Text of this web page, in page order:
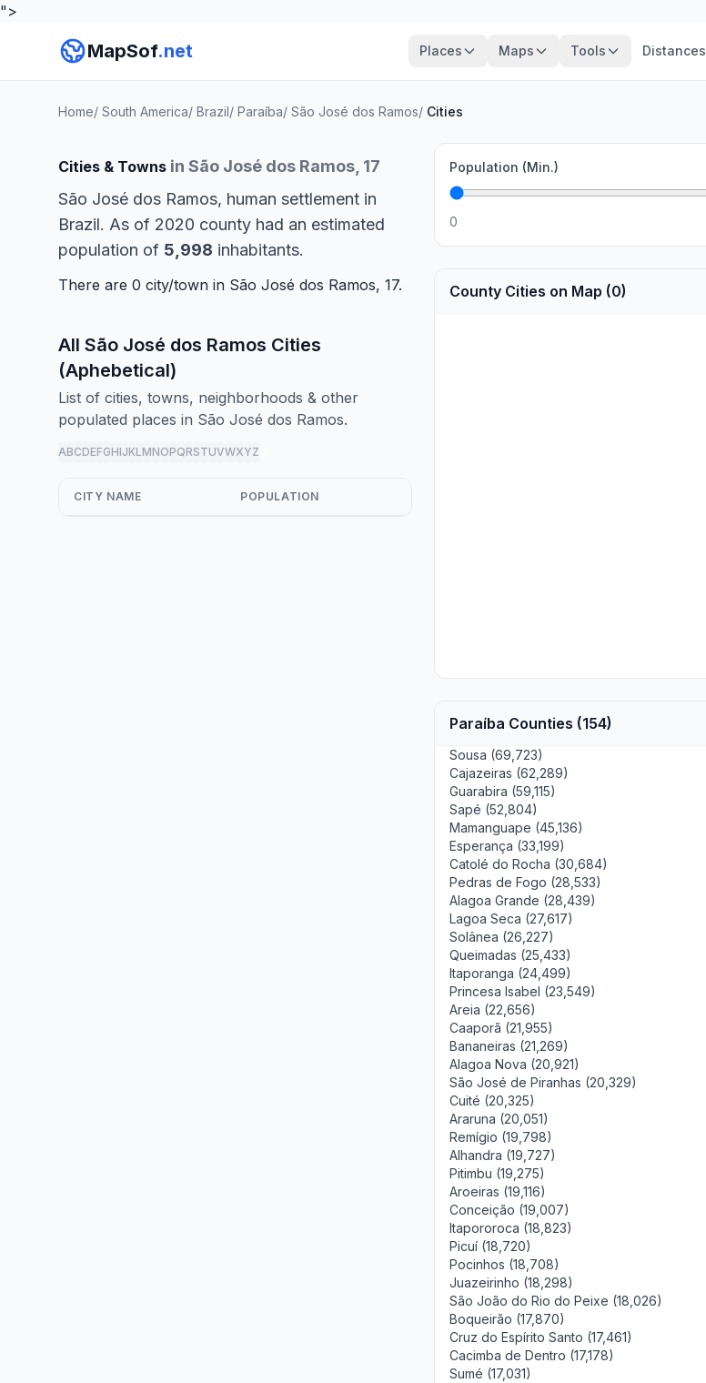
">
MapSof.net Places Maps Tools Distances
Home/ South America/ Brazil/ Paraíba/ São José dos Ramos/ Cities
Cities & Towns in São José dos Ramos, 17
São José dos Ramos, human settlement in
Brazil. As of 2020 county had an estimated
population of 5,998 inhabitants.
There are 0 city/town in São José dos Ramos, 17.
All São José dos Ramos Cities
(Aphebetical)
List of cities, towns, neighborhoods & other
populated places in São José dos Ramos.
ABCDEFGHIJKLMNOPQRSTUVWXYZ
CITY NAME POPULATION
Population (Min.)
0
County Cities on Map (0)
Paraíba Counties (154)
Sousa (69,723)
Cajazeiras (62,289)
Guarabira (59,115)
Sapé (52,804)
Mamanguape (45,136)
Esperança (33,199)
Catolé do Rocha (30,684)
Pedras de Fogo (28,533)
Alagoa Grande (28,439)
Lagoa Seca (27,617)
Solânea (26,227)
Queimadas (25,433)
Itaporanga (24,499)
Princesa Isabel (23,549)
Areia (22,656)
Caaporã (21,955)
Bananeiras (21,269)
Alagoa Nova (20,921)
São José de Piranhas (20,329)
Cuité (20,325)
Araruna (20,051)
Remígio (19,798)
Alhandra (19,727)
Pitimbu (19,275)
Aroeiras (19,116)
Conceição (19,007)
Itapororoca (18,823)
Picuí (18,720)
Pocinhos (18,708)
Juazeirinho (18,298)
São João do Rio do Peixe (18,026)
Boqueirão (17,870)
Cruz do Espírito Santo (17,461)
Cacimba de Dentro (17,178)
Sumé (17,031)